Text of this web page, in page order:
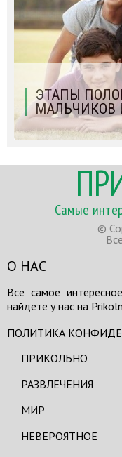
ЭТАПЫ
МАЛЬЧИКОВ
Самые
©
О НАС
Все самое
найдете у нас на
ПОЛИТИКА
ПРИКОЛЬНО
РАЗВЛЕЧЕНИЯ
МИР
НЕВЕРОЯТНОЕ